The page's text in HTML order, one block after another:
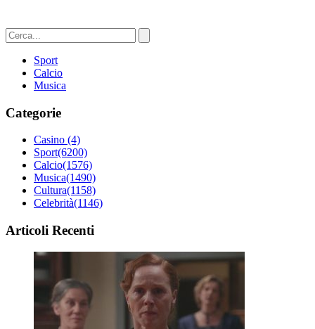
Sport
Calcio
Musica
Categorie
Casino (4)
Sport(6200)
Calcio(1576)
Musica(1490)
Cultura(1158)
Celebrità(1146)
Articoli Recenti